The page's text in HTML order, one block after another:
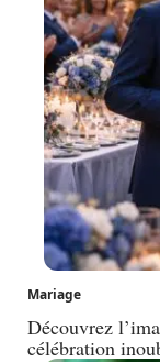
Mariage
Découvrez
célébration